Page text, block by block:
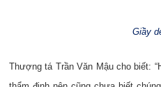
Giầy
Thượng tá Trần Văn Mậu cho biết: